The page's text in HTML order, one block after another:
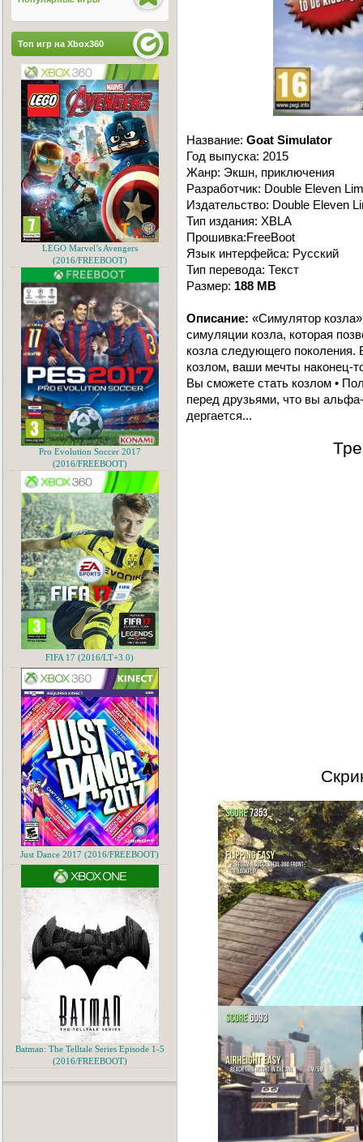
Название: Goat Simulator
Год выпуска: 2015
Жанр: Экшн, приключения
Разработчик: Double Eleven
Издательство: Double Eleven
Тип издания: XBLA
Прошивка:FreeBoot
Язык интерфейса: Русский
Тип перевода: Текст
Размер: 188 MB
Описание: «Симулятор
симуляции козла, которая
козла следующего
козлом, ваши мечты наконец-
Вы сможете стать козлом •
перед друзьями, что вы
дергается...
Топ игр на Xbox360
LEGO Marvel’s Avengers
(2016/FREEBOOT)
Pro Evolution Soccer 2017
(2016/FREEBOOT)
FIFA 17 (2016/LT+3.0)
Just Dance 2017 (2016/FREEBOOT)
Batman: The Telltale Series Episode 1-5
(2016/FREEBOOT)